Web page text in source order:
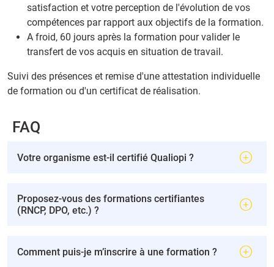
satisfaction et votre perception de l'évolution de vos
compétences par rapport aux objectifs de la formation.
A froid, 60 jours après la formation pour valider le
transfert de vos acquis en situation de travail.
Suivi des présences et remise d'une attestation individuelle
de formation ou d'un certificat de réalisation.
FAQ
Votre organisme est-il certifié Qualiopi ?
Proposez-vous des formations certifiantes
(RNCP, DPO, etc.) ?
Comment puis-je m’inscrire à une formation ?